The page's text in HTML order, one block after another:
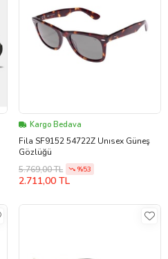
Kargo Bedava
Fila SF9152 54722Z Unısex Güneş
Gözlüğü
5.769,00 TL
%53
2.711,00 TL